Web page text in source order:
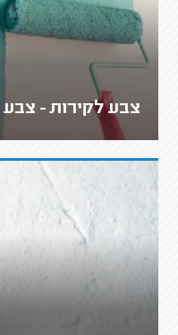
צבע לקירות - צבע